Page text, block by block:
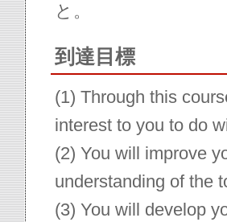
と。
到達目標
(1) Through this
interest to you to do
(2) You will improve
understanding of the
(3) You will develop